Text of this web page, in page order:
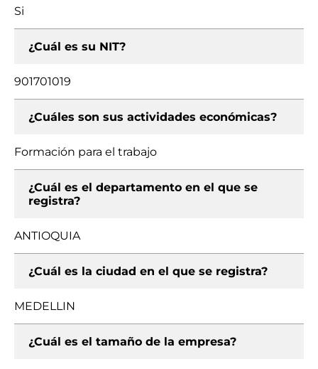
Si
¿Cuál es su NIT?
901701019
¿Cuáles son sus actividades económicas?
Formación para el trabajo
¿Cuál es el departamento en el que se
registra?
ANTIOQUIA
¿Cuál es la ciudad en el que se registra?
MEDELLIN
¿Cuál es el tamaño de la empresa?